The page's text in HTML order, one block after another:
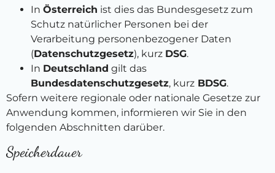
In Österreich ist dies das Bundesgesetz zum
Schutz natürlicher Personen bei der
Verarbeitung personenbezogener Daten
(Datenschutzgesetz), kurz DSG.
In Deutschland gilt das
Bundesdatenschutzgesetz, kurz BDSG.
Sofern weitere regionale oder nationale Gesetze zur
Anwendung kommen, informieren wir Sie in den
folgenden Abschnitten darüber.
Speicherdauer